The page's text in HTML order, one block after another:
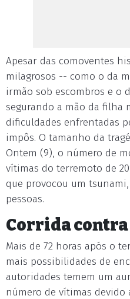
Apesar das comoventes
milagrosos -- como o da
irmão sob escombros e o
segurando a mão da filha
dificuldades enfrentadas
impôs. O tamanho da
Ontem (9), o número de
vítimas do terremoto de
que provocou um
pessoas.
Corrida contra
Mais de 72 horas após o
mais possibilidades de
autoridades temem um
número de vítimas devido